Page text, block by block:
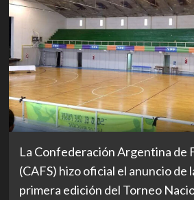
La Confederación Argentina de
(CAFS) hizo oficial el anuncio de
primera edición del Torneo